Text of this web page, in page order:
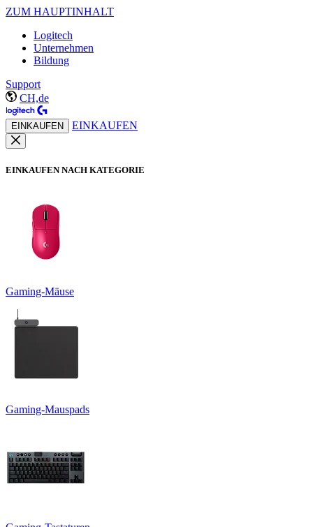
ZUM HAUPTINHALT
Logitech
Unternehmen
Bildung
Support
CH,de
EINKAUFEN EINKAUFEN
EINKAUFEN NACH KATEGORIE
Gaming-Mäuse
Gaming-Mauspads